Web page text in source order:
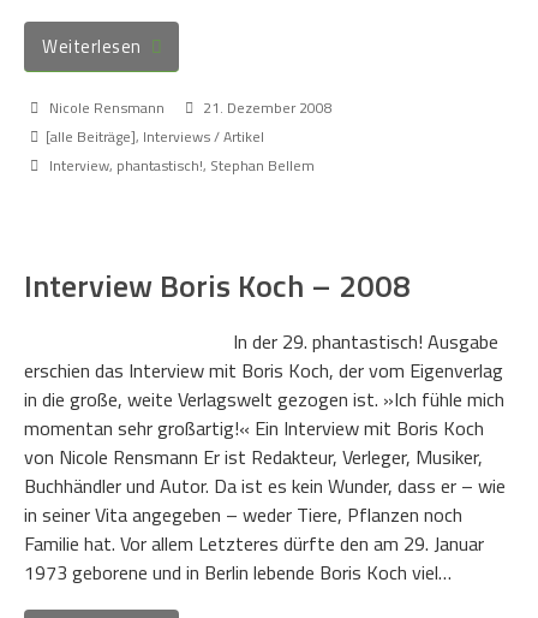
Weiterlesen
Nicole Rensmann
21. Dezember 2008
[alle Beiträge], Interviews / Artikel
Interview, phantastisch!, Stephan Bellem
Interview Boris Koch – 2008
In der 29. phantastisch! Ausgabe
erschien das Interview mit Boris Koch, der vom Eigenverlag
in die große, weite Verlagswelt gezogen ist. »Ich fühle mich
momentan sehr großartig!« Ein Interview mit Boris Koch
von Nicole Rensmann Er ist Redakteur, Verleger, Musiker,
Buchhändler und Autor. Da ist es kein Wunder, dass er – wie
in seiner Vita angegeben – weder Tiere, Pflanzen noch
Familie hat. Vor allem Letzteres dürfte den am 29. Januar
1973 geborene und in Berlin lebende Boris Koch viel…